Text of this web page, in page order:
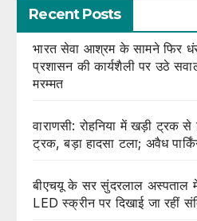
Recent Posts
भारत सेवा आश्रम के सामने फिर
प्रशासन की कार्यशैली पर उठे
मरम्मत
वाराणसी: रोहनिया में खड़ी ट्रक
ट्रक, बड़ा हादसा टला; अवैध
बीएचयू के सर सुंदरलाल अस्पताल
LED स्क्रीन पर दिखाई जा रहीं